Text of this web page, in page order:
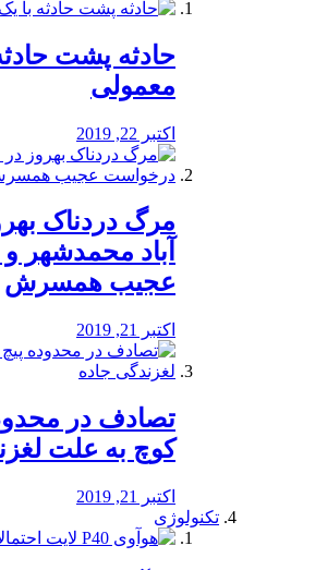
️حادثه پشت
معمولی
اکتبر 22, 2019
مرگ دردناک
آباد محمدشهر
عجیب همسرش
اکتبر 21, 2019
تصادف در
کوچ به علت
اکتبر 21, 2019
تکنولوژی